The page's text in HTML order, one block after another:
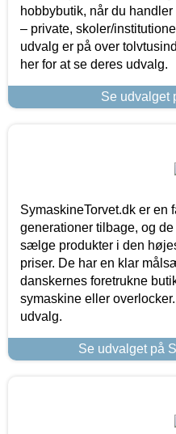
hobbybutik, når du
– private, skoler/
udvalg er på over
her for at se deres udvalg.
Se udvalget
SymaskineTorvet.dk er en
generationer tilbage, og
sælge produkter i den
priser. De har en klar
danskernes foretrukne
symaskine eller
udvalg.
Se udvalget på